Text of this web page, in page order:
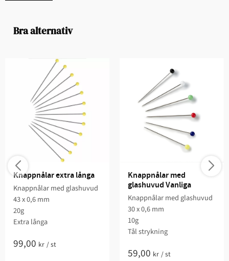
Bra alternativ
Knappnålar extra långa
Knappnålar med glashuvud
43 x 0,6 mm
20g
Extra långa
99,00 kr /st
Knappnålar med
glashuvud Vanliga
Knappnålar med glashuvud
30 x 0,6 mm
10g
Tål strykning
59,00 kr /st